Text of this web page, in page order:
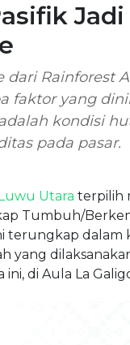
Rainforest
faktor yang
kondisi
pada pasar.
Utara terpilih
Tumbuh/
terungkap dalam
yang
ini, di Aula La